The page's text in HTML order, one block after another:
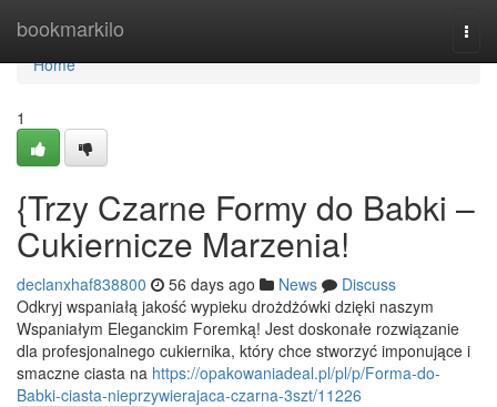
bookmarkilo
Home
Home
1
{Trzy Czarne Formy do Babki –
Cukiernicze Marzenia!
declanxhaf838800 56 days ago News
Discuss
Odkryj wspaniałą jakość wypieku drożdżówki dzięki naszym
Wspaniałym Eleganckim Foremką! Jest doskonałe rozwiązanie
dla profesjonalnego cukiernika, który chce stworzyć imponujące i
smaczne ciasta na https://opakowaniadeal.pl/pl/p/Forma-do-
Babki-ciasta-nieprzywierajaca-czarna-3szt/11226